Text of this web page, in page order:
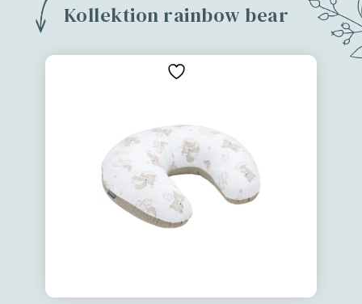
Kollektion rainbow bear